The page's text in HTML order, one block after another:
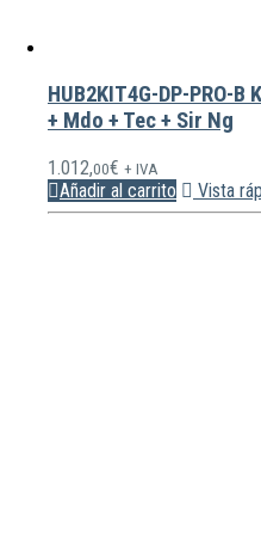
HUB2KIT4G-DP-PRO-B
+ Mdo + Tec + Sir Ng
1.012,00€ + IVA
Añadir al carrito Vista